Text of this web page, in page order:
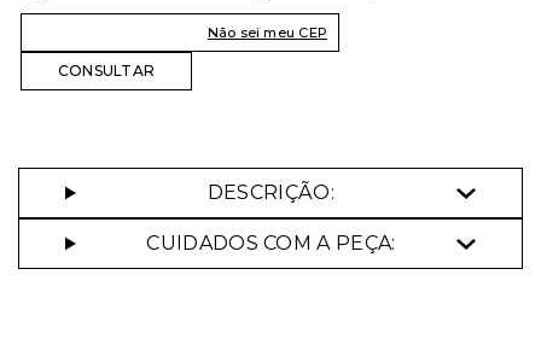
Não sei meu CEP
DESCRIÇÃO:
CUIDADOS COM A PEÇA: